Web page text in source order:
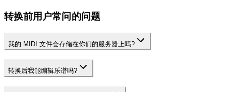
转换前用户常问的问题
我的 MIDI 文件会存储在你们的服务器上吗?
转换后我能编辑乐谱吗?